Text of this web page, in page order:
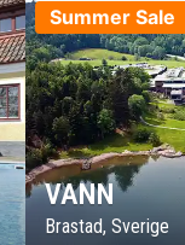
Summer Sale
VANN
Brastad, Sverige